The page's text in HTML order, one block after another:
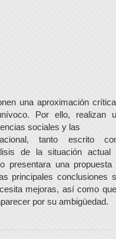
una aproximación
Por ello, realizan
sociales y las
tanto escrito
de la situación actual
presentara una propuesta
principales conclusiones
mejoras, así como
por su ambigüedad.